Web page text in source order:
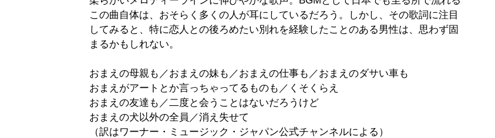
この曲自体は、おそらく多くの人が耳にしているだろう。しかし、その歌詞に注目
してみると、特に恋人との後ろめたい別れを経験したことのある男性は、思わず固
まるかもしれない。
おまえの母親も／おまえの妹も／おまえの仕事も／おまえのダサい車も
おまえがアートとか言っちゃってるものも／くそくらえ
おまえの友達も／二度と会うことはないだろうけど
おまえの犬以外の全員／消え失せて
（訳はワーナー・ミュージック・ジャパン公式チャンネルによる）